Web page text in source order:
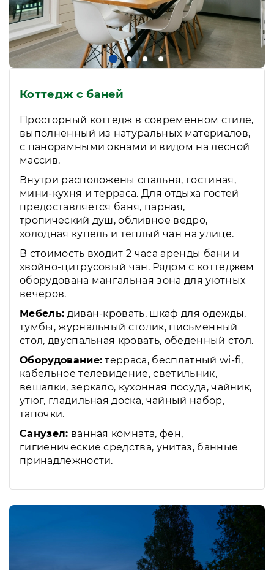
Коттедж с баней
Просторный коттедж в современном стиле,
выполненный из натуральных материалов,
с панорамными окнами и видом на лесной
массив.
Внутри расположены спальня, гостиная,
мини-кухня и терраса. Для отдыха гостей
предоставляется баня, парная,
тропический душ, обливное ведро,
холодная купель и теплый чан на улице.
В стоимость входит 2 часа аренды бани и
хвойно-цитрусовый чан. Рядом с коттеджем
оборудована мангальная зона для уютных
вечеров.
Мебель: диван-кровать, шкаф для одежды,
тумбы, журнальный столик, письменный
стол, двуспальная кровать, обеденный стол.
Оборудование: терраса, бесплатный wi-fi,
кабельное телевидение, светильник,
вешалки, зеркало, кухонная посуда, чайник,
утюг, гладильная доска, чайный набор,
тапочки.
Санузел: ванная комната, фен,
гигиенические средства, унитаз, банные
принадлежности.